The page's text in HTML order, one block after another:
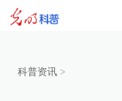
科普资讯 >